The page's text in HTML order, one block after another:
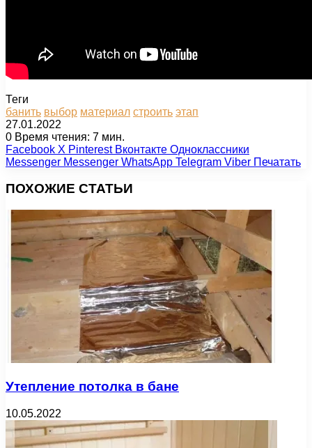
Теги
банить выбор материал строить этап
27.01.2022
0 Время чтения: 7 мин.
Facebook X Pinterest Вконтакте Одноклассники
Messenger Messenger WhatsApp Telegram Viber Печатать
ПОХОЖИЕ СТАТЬИ
Утепление потолка в бане
10.05.2022